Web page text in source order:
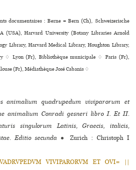
documentaires : Berne = Bern (Ch), Schweizerische
(USA), Harvard University (Botany Libraries Arnold
Library, Harvard Medical Library, Houghton Library,
♢ Lyon (Fr), Bibliothèque muni­ci­pale ♢ Paris (Fr),
(Fr), Médiathèque José Cabanis ♢
animalium quadrupedum viviparorum et
animalium Conradi gesneri libro I. Et II.
singulorum Latinis, Graecis, italicis,
Editio secunda ●
Zurich : Christoph I
VIVIPARORVM ET OVI= ||